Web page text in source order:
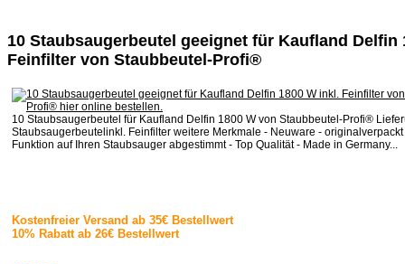
10 Staubsaugerbeutel geeignet für Kaufland Delfin
Feinfilter von Staubbeutel-Profi®
10 Staubsaugerbeutel für Kaufland Delfin 1800 W von Staubbeutel-Profi®
Staubsaugerbeutelinkl. Feinfilter weitere Merkmale - Neuware -
Funktion auf Ihren Staubsauger abgestimmt - Top Qualität - Made in Germany...
Kostenfreier Versand ab 35€ Bestellwert
10% Rabatt ab 26€ Bestellwert